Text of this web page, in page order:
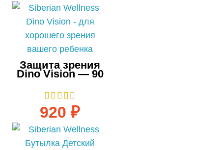
Защита зрения
Dino Vision — 90
920 ₽